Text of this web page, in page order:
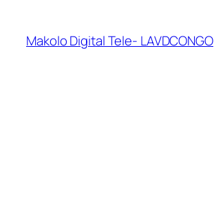
Makolo Digital Tele- LAVDCONGO